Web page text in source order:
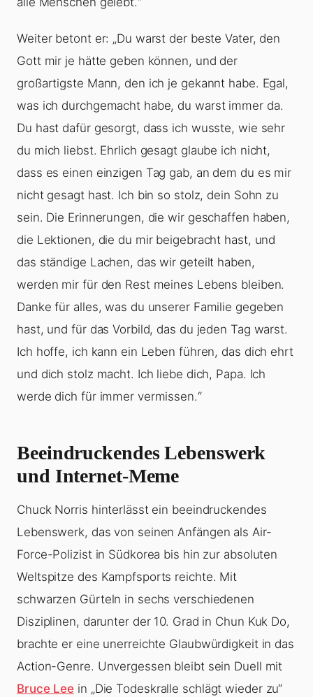
Weiter betont er: „Du warst der beste Vater, den
Gott mir je hätte geben können, und der
großartigste Mann, den ich je gekannt habe. Egal,
was ich durchgemacht habe, du warst immer da.
Du hast dafür gesorgt, dass ich wusste, wie sehr
du mich liebst. Ehrlich gesagt glaube ich nicht,
dass es einen einzigen Tag gab, an dem du es mir
nicht gesagt hast. Ich bin so stolz, dein Sohn zu
sein. Die Erinnerungen, die wir geschaffen haben,
die Lektionen, die du mir beigebracht hast, und
das ständige Lachen, das wir geteilt haben,
werden mir für den Rest meines Lebens bleiben.
Danke für alles, was du unserer Familie gegeben
hast, und für das Vorbild, das du jeden Tag warst.
Ich hoffe, ich kann ein Leben führen, das dich ehrt
und dich stolz macht. Ich liebe dich, Papa. Ich
werde dich für immer vermissen.“
Beeindruckendes Lebenswerk
und Internet-Meme
Chuck Norris hinterlässt ein beeindruckendes
Lebenswerk, das von seinen Anfängen als Air-
Force-Polizist in Südkorea bis hin zur absoluten
Weltspitze des Kampfsports reichte. Mit
schwarzen Gürteln in sechs verschiedenen
Disziplinen, darunter der 10. Grad in Chun Kuk Do,
brachte er eine unerreichte Glaubwürdigkeit in das
Action-Genre. Unvergessen bleibt sein Duell mit
Bruce Lee in „Die Todeskralle schlägt wieder zu“